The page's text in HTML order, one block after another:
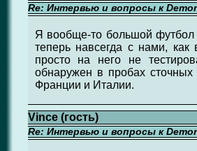
Re: Интервью и вопросы к
Я вообще-то большой футбол
теперь навсегда с нами,
просто на него не
обнаружен в пробах
Франции и Италии.
Vince (гость)
Re: Интервью и вопросы к